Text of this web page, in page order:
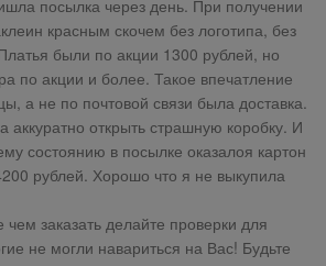
посылка через день. При получении
красным скочем без логотипа, без
были по акции 1300 рублей, но
по акции и более. Такое впечатление
а не по почтовой связи была доставка.
аккуратно открыть страшную коробку. И
состоянию в посылке оказалоя картон
рублей. Хорошо что я не выкупила
заказать делайте проверки для
не могли навариться на Вас! Будьте